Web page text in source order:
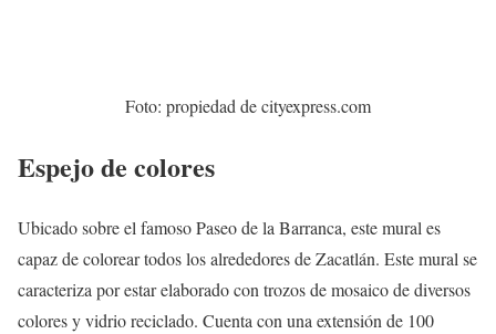
Foto: propiedad de cityexpress.com
Espejo de colores
Ubicado sobre el famoso Paseo de la Barranca, este mural es
capaz de colorear todos los alrededores de Zacatlán. Este mural se
caracteriza por estar elaborado con trozos de mosaico de diversos
colores y vidrio reciclado. Cuenta con una extensión de 100